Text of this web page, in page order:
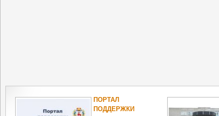
ОПЕКА И
ПОПЕЧИТЕЛЬСТВО